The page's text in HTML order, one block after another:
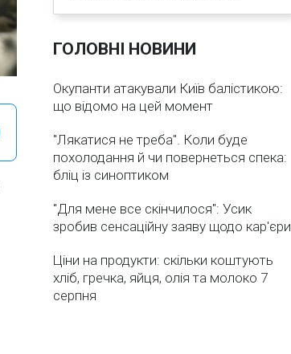
ГОЛОВНІ НОВИНИ
Окупанти атакували Київ балістикою:
що відомо на цей момент
"Лякатися не треба". Коли буде
похолодання й чи повернеться спека:
бліц із синоптиком
"Для мене все скінчилося": Усик
зробив сенсаційну заяву щодо кар'єри
Ціни на продукти: скільки коштують
хліб, гречка, яйця, олія та молоко 7
серпня